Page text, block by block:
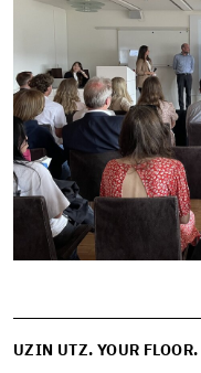
UZIN UTZ. YOUR FLOOR.